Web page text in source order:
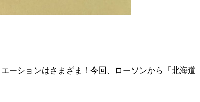
ーションはさまざま！今回、ローソンから「北海道